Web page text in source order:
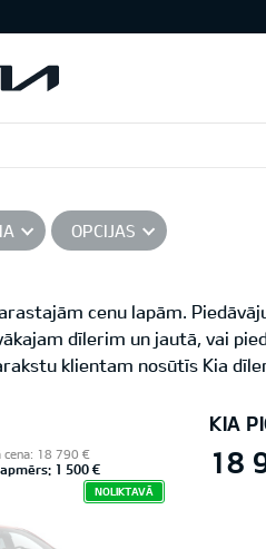
OPCIJAS
cenu lapām.
dīlerim un jautā, vai
klientam nosūtīs Kia
cena: 18 790 €
1 500 €
NOLIKTAVĀ
KIA
18